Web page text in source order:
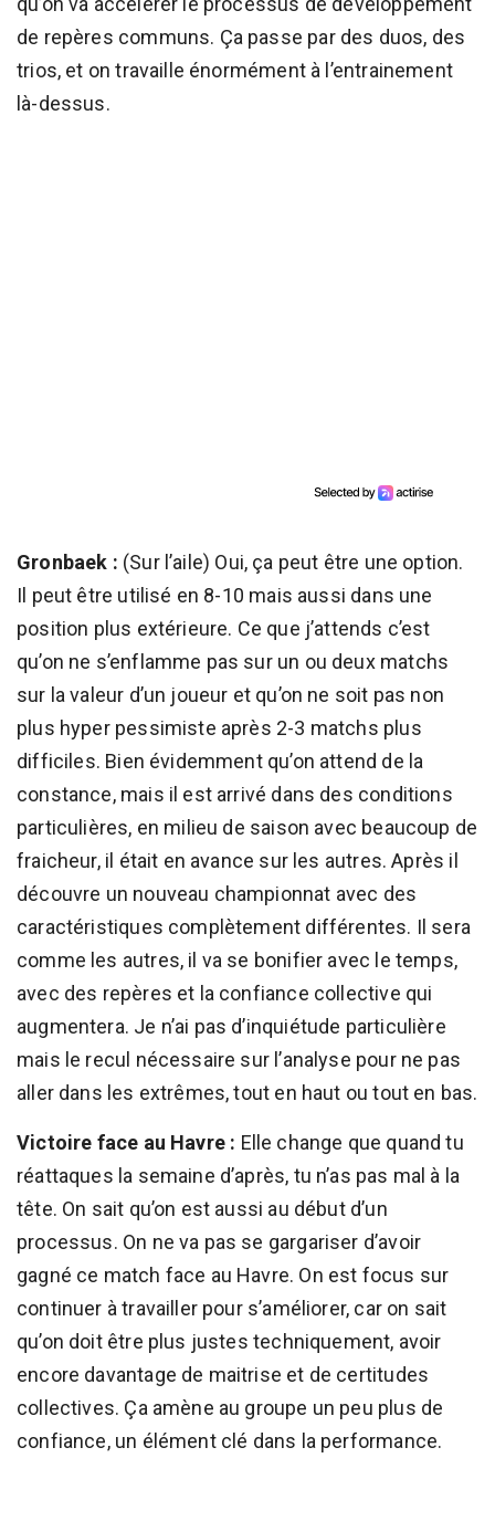
de repères communs. Ça passe par des duos, des
trios, et on travaille énormément à l’entrainement
là-dessus.
Gronbaek : (Sur l’aile) Oui, ça peut être une option.
Il peut être utilisé en 8-10 mais aussi dans une
position plus extérieure. Ce que j’attends c’est
qu’on ne s’enflamme pas sur un ou deux matchs
sur la valeur d’un joueur et qu’on ne soit pas non
plus hyper pessimiste après 2-3 matchs plus
difficiles. Bien évidemment qu’on attend de la
constance, mais il est arrivé dans des conditions
particulières, en milieu de saison avec beaucoup de
fraicheur, il était en avance sur les autres. Après il
découvre un nouveau championnat avec des
caractéristiques complètement différentes. Il sera
comme les autres, il va se bonifier avec le temps,
avec des repères et la confiance collective qui
augmentera. Je n’ai pas d’inquiétude particulière
mais le recul nécessaire sur l’analyse pour ne pas
aller dans les extrêmes, tout en haut ou tout en bas.
Victoire face au Havre : Elle change que quand tu
réattaques la semaine d’après, tu n’as pas mal à la
tête. On sait qu’on est aussi au début d’un
processus. On ne va pas se gargariser d’avoir
gagné ce match face au Havre. On est focus sur
continuer à travailler pour s’améliorer, car on sait
qu’on doit être plus justes techniquement, avoir
encore davantage de maitrise et de certitudes
collectives. Ça amène au groupe un peu plus de
confiance, un élément clé dans la performance.